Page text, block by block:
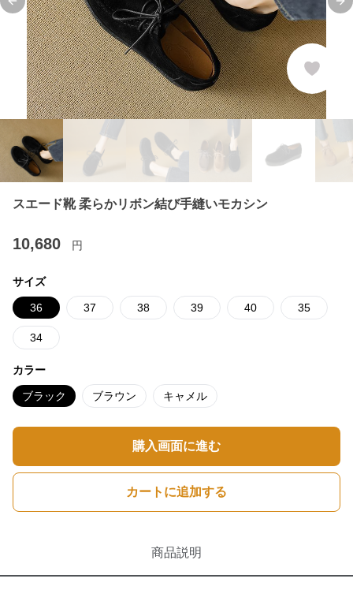
Previous slide
スエード靴 柔らかリボン結び手縫いモカシン
10,680 円
サイズ
36 37 38 39 40 35
34
カラー
ブラック ブラウン キャメル
購入画面に進む
カートに追加する
商品説明